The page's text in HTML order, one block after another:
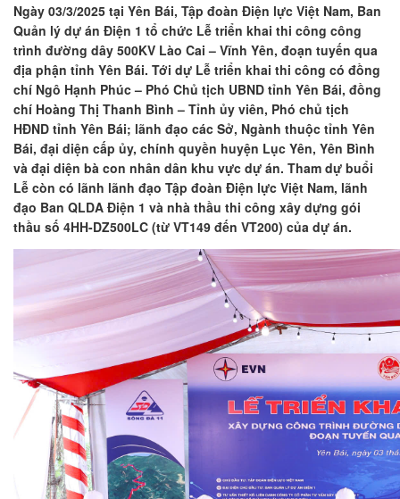
Ngày 03/3/2025 tại Yên Bái, Tập đoàn Điện lực Việt Nam, Ban
Quản lý dự án Điện 1 tổ chức Lễ triển khai thi công công
trình đường dây 500KV Lào Cai – Vĩnh Yên, đoạn tuyến qua
địa phận tỉnh Yên Bái. Tới dự Lễ triển khai thi công có đồng
chí Ngô Hạnh Phúc – Phó Chủ tịch UBND tỉnh Yên Bái, đồng
chí Hoàng Thị Thanh Bình – Tỉnh ủy viên, Phó chủ tịch
HĐND tỉnh Yên Bái; lãnh đạo các Sở, Ngành thuộc tỉnh Yên
Bái, đại diện cấp ủy, chính quyền huyện Lục Yên, Yên Bình
và đại diện bà con nhân dân khu vực dự án. Tham dự buổi
Lễ còn có lãnh lãnh đạo Tập đoàn Điện lực Việt Nam, lãnh
đạo Ban QLDA Điện 1 và nhà thầu thi công xây dựng gói
thầu số 4HH-DZ500LC (từ VT149 đến VT200) của dự án.